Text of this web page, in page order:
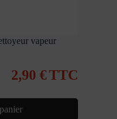
vapeur
2,90 €TTC